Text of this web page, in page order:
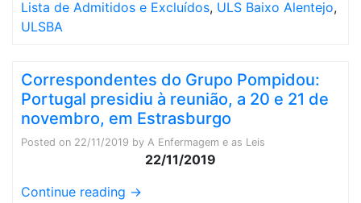
Lista de Admitidos e Excluídos, ULS Baixo Alentejo,
ULSBA
Correspondentes do Grupo Pompidou:
Portugal presidiu à reunião, a 20 e 21 de
novembro, em Estrasburgo
Posted on 22/11/2019 by A Enfermagem e as Leis
22/11/2019
Continue reading →